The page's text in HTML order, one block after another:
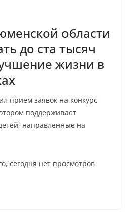
области
до ста тысяч
жизни в
прием заявок на конкурс
поддерживает
направленные на
сегодня нет просмотров